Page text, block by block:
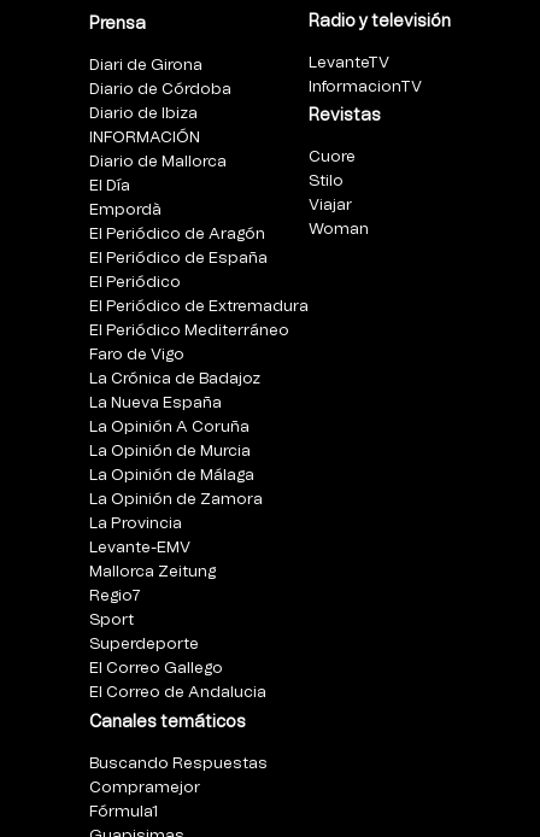
Prensa
Diari de Girona
Diario de Córdoba
Diario de Ibiza
INFORMACIÓN
Diario de Mallorca
El Día
Empordà
El Periódico de Aragón
El Periódico de España
El Periódico
El Periódico de Extremadura
El Periódico Mediterráneo
Faro de Vigo
La Crónica de Badajoz
La Nueva España
La Opinión A Coruña
La Opinión de Murcia
La Opinión de Málaga
La Opinión de Zamora
La Provincia
Levante-EMV
Mallorca Zeitung
Regio7
Sport
Superdeporte
El Correo Gallego
El Correo de Andalucia
Canales temáticos
Buscando Respuestas
Compramejor
Fórmula1
Radio y televisión
LevanteTV
InformacionTV
Revistas
Cuore
Stilo
Viajar
Woman